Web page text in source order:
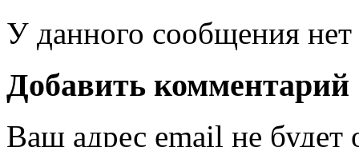
У данного сообщения нет
Добавить комментарий
Ваш адрес email не будет